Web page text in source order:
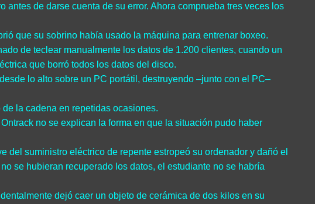
de darse cuenta de su error. Ahora comprueba tres veces los
que su sobrino había usado la máquina para entrenar boxeo.
de teclear manualmente los datos de 1.200 clientes, cuando un
que borró todos los datos del disco.
lo alto sobre un PC portátil, destruyendo –junto con el PC–
la cadena en repetidas ocasiones.
no se explican la forma en que la situación pudo haber
del suministro eléctrico de repente estropeó su ordenador y dañó el
se hubieran recuperado los datos, el estudiante no se habría
dejó caer un objeto de cerámica de dos kilos en su